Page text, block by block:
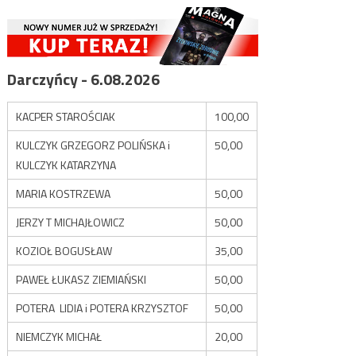
Darczyńcy - 6.08.2026
KACPER STAROŚCIAK
100,00
KULCZYK GRZEGORZ POLIŃSKA i
KULCZYK KATARZYNA
50,00
MARIA KOSTRZEWA
50,00
JERZY T MICHAJŁOWICZ
50,00
KOZIOŁ BOGUSŁAW
35,00
PAWEŁ ŁUKASZ ZIEMIAŃSKI
50,00
POTERA LIDIA i POTERA KRZYSZTOF
50,00
NIEMCZYK MICHAŁ
20,00